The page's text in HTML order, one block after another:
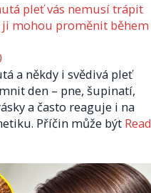
pleť vás nemusí trápit
ji mohou proměnit během
a někdy i svědivá pleť
den – pne, šupinatí,
a často reaguje i na
Příčin může být Read